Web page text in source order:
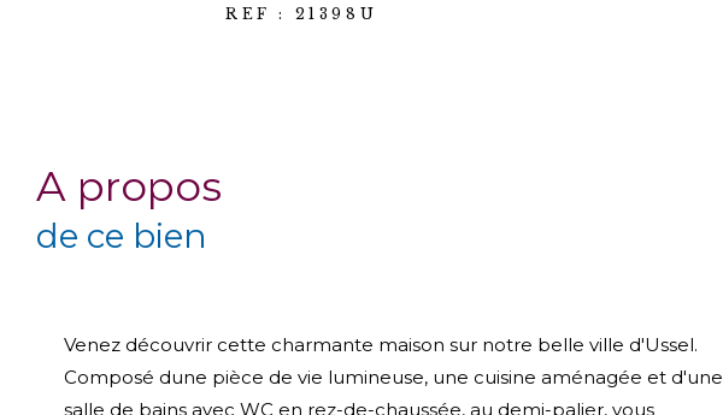
REF : 21398U
a propos
de ce bien
Venez découvrir cette charmante maison sur notre belle ville d'Ussel.
Composé dune pièce de vie lumineuse, une cuisine aménagée et d'une
salle de bains avec WC en rez-de-chaussée, au demi-palier, vous